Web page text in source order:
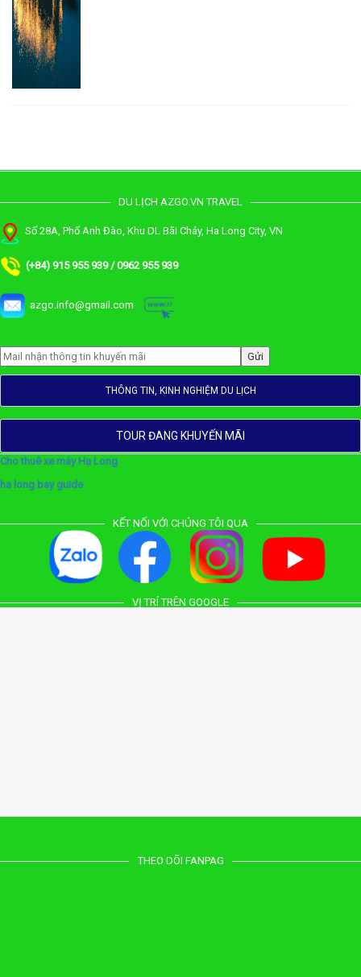
DU LỊCH AZGO.VN TRAVEL
Số 28A, Phố Anh Đào, Khu DL Bãi Cháy, Ha Long City, VN
(+84) 915 955 939 / 0962 955 939
azgo.info@gmail.com
THÔNG TIN, KINH NGHIỆM DU LỊCH
TOUR ĐANG KHUYẾN MÃI
Cho thuê xe máy Hạ Long
ha long bay guide
KẾT NỐI VỚI CHÚNG TÔI QUA
VỊ TRÍ TRÊN GOOGLE
THEO DÕI FANPAG